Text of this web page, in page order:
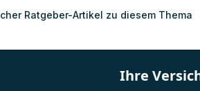
Ratgeber-Artikel zu diesem Thema
Ihre